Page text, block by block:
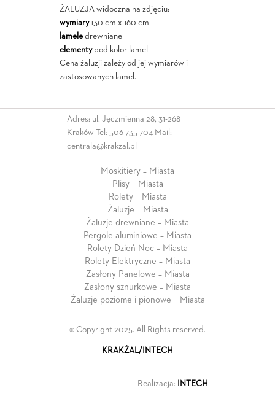
ŻALUZJA widoczna na zdjęciu:
wymiary130 cm x 160 cm
lameledrewniane
elementypod kolor lamel
Cena żaluzji zależy od jej wymiarów i
zastosowanych lamel.
Adres: ul. Jęczmienna 28, 31-268
Kraków Tel: 506 735 704 Mail:
centrala@krakzal.pl
Moskitiery – Miasta
Plisy – Miasta
Rolety – Miasta
Żaluzje – Miasta
Żaluzje drewniane – Miasta
Pergole aluminiowe – Miasta
Rolety Dzień Noc – Miasta
Rolety Elektryczne – Miasta
Zasłony Panelowe – Miasta
Zasłony sznurkowe – Miasta
Żaluzje poziome i pionowe – Miasta
© Copyright 2025. All Rights reserved.
KRAKŻAL/INTECH
Realizacja: INTECH